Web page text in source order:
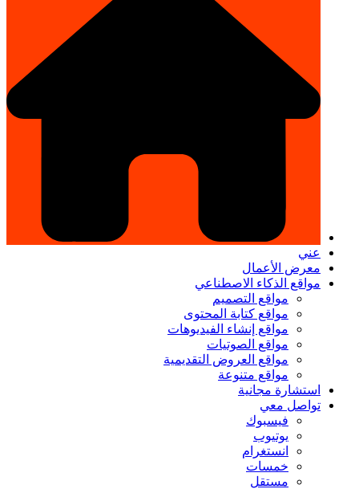
عني
معرض الأعمال
مواقع الذكاء الاصطناعي
مواقع التصميم
مواقع كتابة المحتوى
مواقع إنشاء الفيديوهات
مواقع الصوتيات
مواقع العروض التقديمية
مواقع متنوعة
استشارة مجانية
تواصل معي
فيسبوك
يوتيوب
انستغرام
خمسات
مستقل